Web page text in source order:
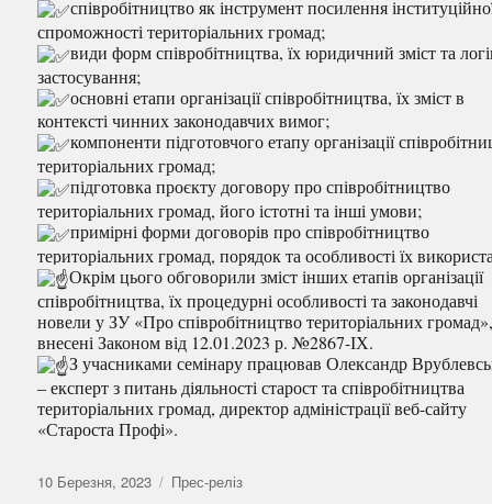
співробітництво як інструмент посилення
спроможності територіальних громад;
види форм співробітництва, їх юридичний зміст та
застосування;
основні етапи організації співробітництва, їх зміст в
контексті чинних законодавчих вимог;
компоненти підготовчого етапу організації
територіальних громад;
підготовка проєкту договору про співробітництво
територіальних громад, його істотні та інші умови;
примірні форми договорів про співробітництво
територіальних громад, порядок та особливості їх
Окрім цього обговорили зміст інших етапів організації
співробітництва, їх процедурні особливості та законодавчі
новели у ЗУ «Про співробітництво територіальних
внесені Законом від 12.01.2023 р. №2867-ІХ.
З учасниками семінару працював Олександр
‒ експерт з питань діяльності старост та співробітництва
територіальних громад, директор адміністрації веб-сайту
«Староста Профі».
Оприлюднено
10 Березня, 2023 Категорії
Прес-реліз